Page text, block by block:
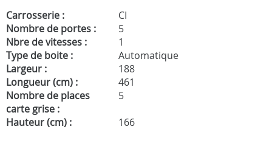
Carrosserie :
CI
Nombre de portes :
5
Nbre de vitesses :
1
Type de boite :
Automatique
Largeur :
188
Longueur (cm) :
461
Nombre de places
carte grise :
5
Hauteur (cm) :
166